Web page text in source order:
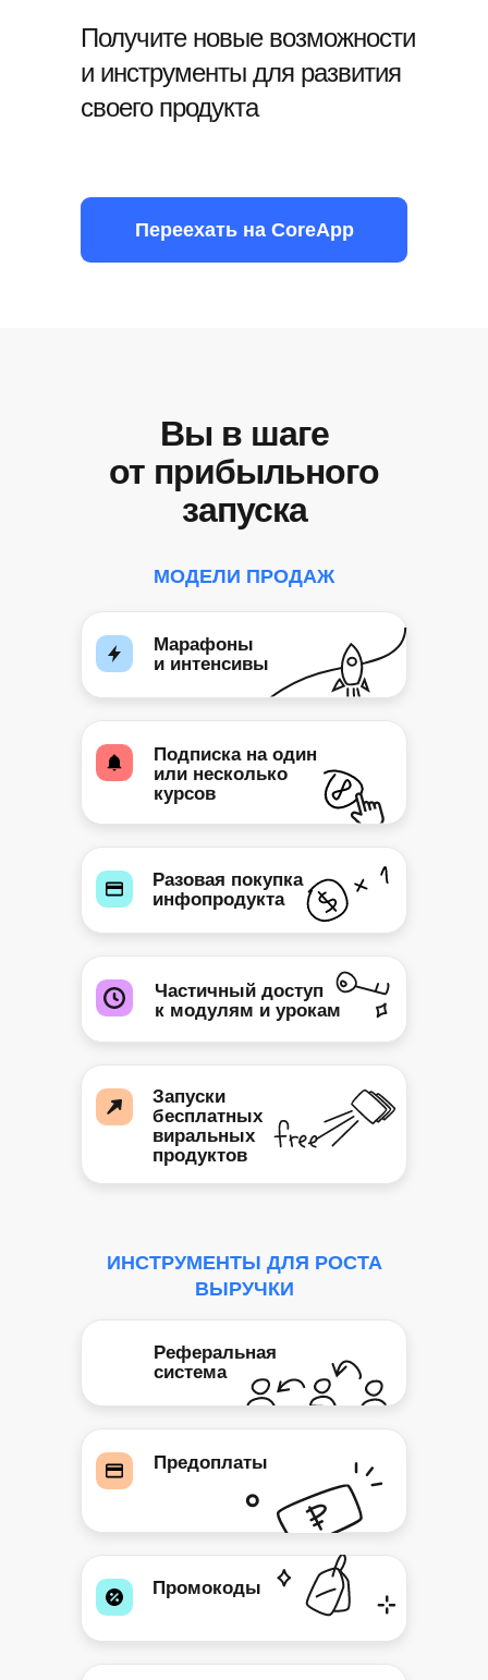
Получите новые возможности
и инструменты для развития
своего продукта
Переехать на CoreApp
Вы в шаге
от прибыльного
запуска
Марафоны
и интенсивы
Подписка на один
или несколько
курсов
Разовая покупка
инфопродукта
Частичный доступ
к модулям и урокам
Запуски
бесплатных
виральных
продуктов
МОДЕЛИ ПРОДАЖ
Реферальная
система
Предоплаты
Промокоды
ИНСТРУМЕНТЫ ДЛЯ РОСТА
ВЫРУЧКИ